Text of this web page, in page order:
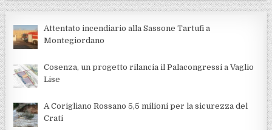
Attentato incendiario alla Sassone Tartufi a
Montegiordano
Cosenza, un progetto rilancia il Palacongressi a Vaglio
Lise
A Corigliano Rossano 5,5 milioni per la sicurezza del
Crati